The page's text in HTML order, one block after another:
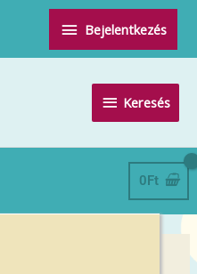
Above
Header
Bejelentkezés
Keresés
Keresés
0Ft